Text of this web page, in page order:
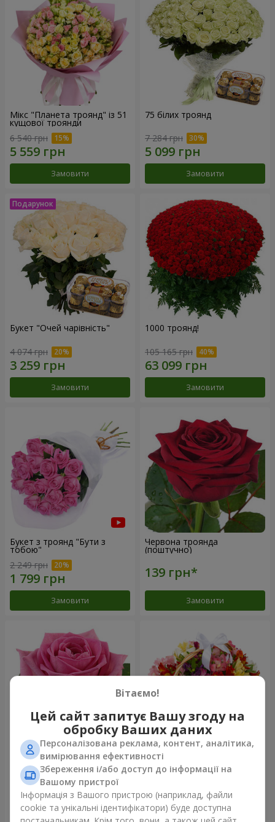
Мікс "Планета троянд" із 51
кущової троянди
6 540 грн
Замовити
75 білих троянд
7 284 грн
Замовити
Букет "Очей чарівність"
4 074 грн
Замовити
1000 троянд!
105 165 грн
Замовити
Букет з троянд "Бути з
тобою"
2 249 грн
Замовити
Червона троянда
(поштучно)
Замовити
Рожева троянда (поштучно)
Замовити
Кошик альстромерій
"Акварель"
Замовити
Вітаємо!
Цей сайт запитує Вашу згоду на
обробку Ваших даних
Персоналізована реклама, контент, аналітика,
вимірювання ефективності
Збереження і/або доступ до інформації на
Вашому пристрої
Інформація з Вашого пристрою (наприклад, файли
cookie та унікальні ідентифікатори) буде доступна